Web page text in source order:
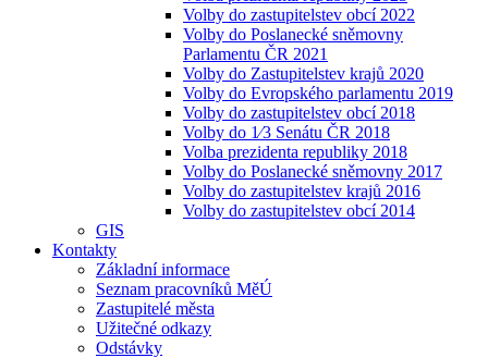
Volby do zastupitelstev obcí 2022
Volby do Poslanecké sněmovny
Parlamentu ČR 2021
Volby do Zastupitelstev krajů 2020
Volby do Evropského parlamentu 2019
Volby do zastupitelstev obcí 2018
Volby do 1⁄3 Senátu ČR 2018
Volba prezidenta republiky 2018
Volby do Poslanecké sněmovny 2017
Volby do zastupitelstev krajů 2016
Volby do zastupitelstev obcí 2014
GIS
Kontakty
Základní informace
Seznam pracovníků MěÚ
Zastupitelé města
Užitečné odkazy
Odstávky